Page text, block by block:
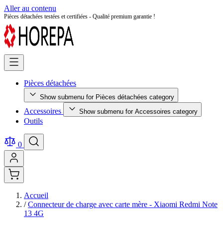
Aller au contenu
Retour facile sous 14 jours - Achetez en toute sérénité !
Pièces détachées
Show submenu for Pièces détachées category
Accessoires Show submenu for Accessoires category
Outils
0
Accueil
/ Connecteur de charge avec carte mère - Xiaomi Redmi Note
13 4G